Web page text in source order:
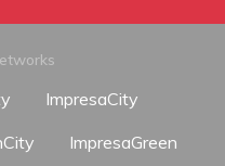
ImpresaCity
ImpresaGreen